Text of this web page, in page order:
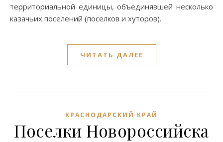
территориальной единицы, объединявшей несколько
казачьих поселений (поселков и хуторов).
ЧИТАТЬ ДАЛЕЕ
КРАСНОДАРСКИЙ КРАЙ
Поселки Новороссийска